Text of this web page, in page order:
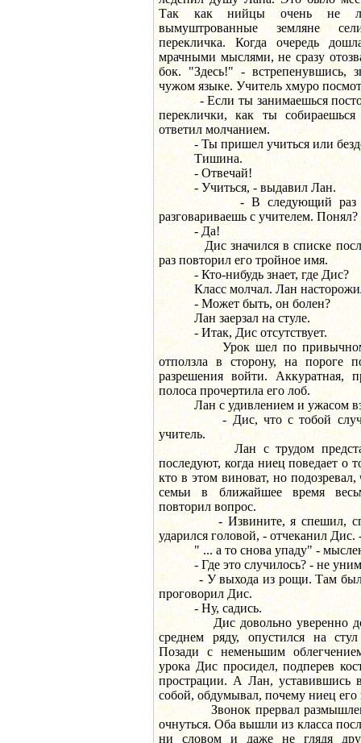
Так как нийцы очень не
вымуштрованные земляне
перекличка. Когда очередь
мрачными мыслями, не сразу
бок. "Здесь!" - встрепенувшись,
чужом языке. Учитель хмуро
- Если ты занимаешься
переклички, как ты
ответил молчанием.
- Ты пришел учиться или
Тишина.
- Отвечай!
- Учиться, - выдавил Лан.
- В следующий раз ты
разговариваешь с учителем. Понял?
- Да!
Дис значился в списке
раз повторил его тройное имя.
- Кто-нибудь знает, где Дис?
Класс молчал. Лан
- Может быть, он болен?
Лан заерзал на стуле.
- Итак, Дис отсутствует.
Урок шел по привычному
отползла в сторону, на пороге
разрешения войти. Аккуратная,
полоса прочертила его лоб.
Лан с удивлением и ужасом
- Дис, что с тобой
учитель.
Лан с трудом
последуют, когда ниец поведает о
кто в этом виноват, но
семьи в ближайшее время
повторил вопрос.
- Извините, я спешил,
ударился головой, - отчеканил
" ... а то снова упаду" -
- Где это случилось? - не
- У выхода из рощи. Там был
проговорил Дис.
- Ну, садись.
Дис довольно уверенно
среднем ряду, опустился на
Позади с неменьшим
урока Дис просидел, подперев
прострации. А Лан, уставившись
собой, обдумывал, почему ниец его
Звонок прервал
очнуться. Оба вышли из класса
ни словом и даже не глядя